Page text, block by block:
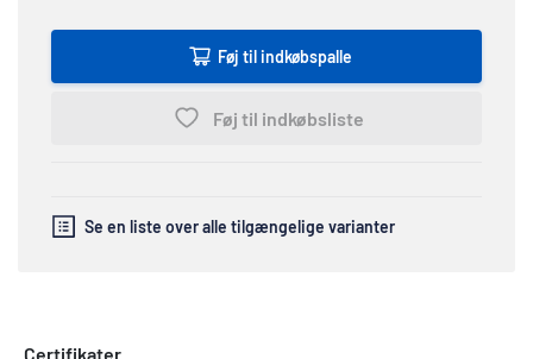
Føj til indkøbspalle
Føj til indkøbsliste
Se en liste over alle tilgængelige varianter
Certifikater